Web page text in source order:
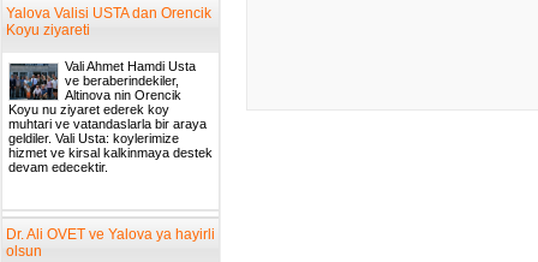
Yalova Valisi USTA dan Orencik
Koyu ziyareti
Vali Ahmet Hamdi Usta
ve beraberindekiler,
Altinova nin Orencik
Koyu nu ziyaret ederek koy
muhtari ve vatandaslarla bir araya
geldiler. Vali Usta: koylerimize
hizmet ve kirsal kalkinmaya destek
devam edecektir.
Dr. Ali OVET ve Yalova ya hayirli
olsun